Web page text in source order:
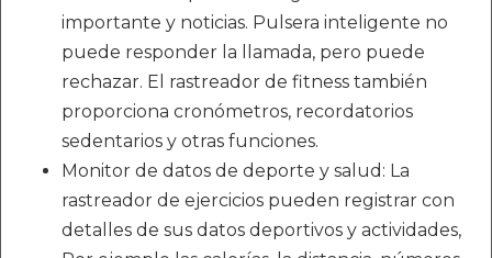
importante y noticias. Pulsera inteligente no
puede responder la llamada, pero puede
rechazar. El rastreador de fitness también
proporciona cronómetros, recordatorios
sedentarios y otras funciones.
Monitor de datos de deporte y salud: La
rastreador de ejercicios pueden registrar con
detalles de sus datos deportivos y actividades,